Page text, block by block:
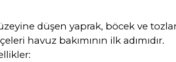
düşen yaprak, böcek ve
havuz bakımının ilk adımıdır.